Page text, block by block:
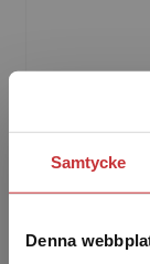
Samtycke
Denna
Kerstin
författare,